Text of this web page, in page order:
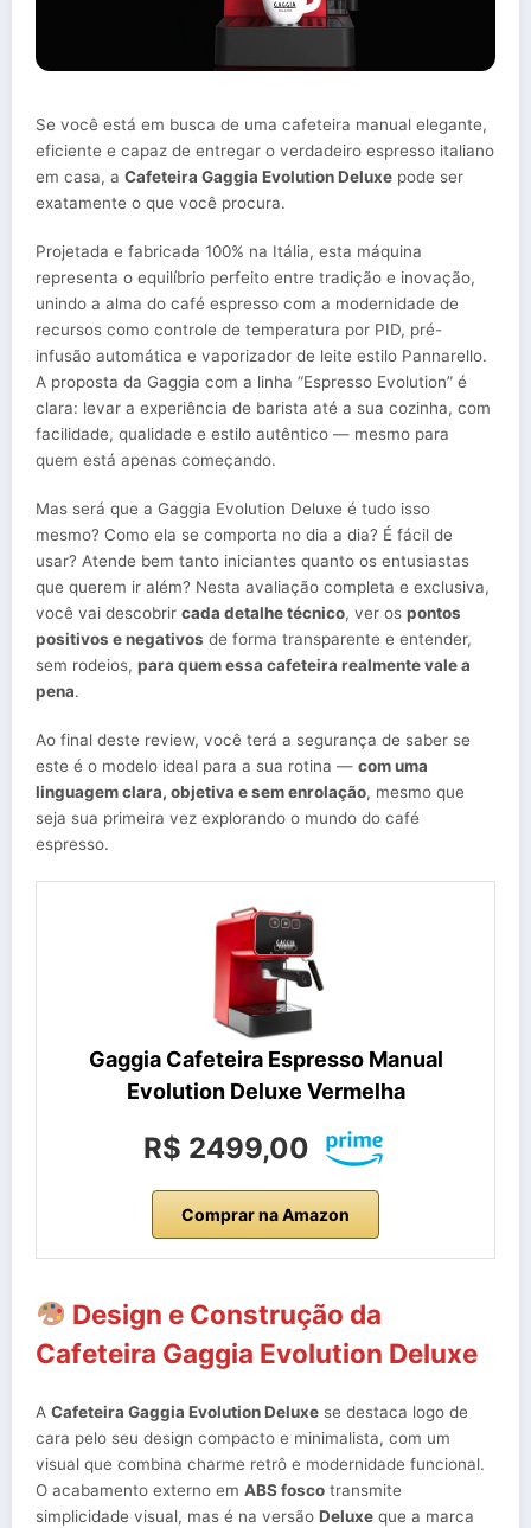
Se você está em busca de uma cafeteira manual elegante,
eficiente e capaz de entregar o verdadeiro espresso italiano
em casa, a Cafeteira Gaggia Evolution Deluxe pode ser
exatamente o que você procura.
Projetada e fabricada 100% na Itália, esta máquina
representa o equilíbrio perfeito entre tradição e inovação,
unindo a alma do café espresso com a modernidade de
recursos como controle de temperatura por PID, pré-
infusão automática e vaporizador de leite estilo Pannarello.
A proposta da Gaggia com a linha “Espresso Evolution” é
clara: levar a experiência de barista até a sua cozinha, com
facilidade, qualidade e estilo autêntico — mesmo para
quem está apenas começando.
Mas será que a Gaggia Evolution Deluxe é tudo isso
mesmo? Como ela se comporta no dia a dia? É fácil de
usar? Atende bem tanto iniciantes quanto os entusiastas
que querem ir além? Nesta avaliação completa e exclusiva,
você vai descobrir cada detalhe técnico, ver os pontos
positivos e negativos de forma transparente e entender,
sem rodeios, para quem essa cafeteira realmente vale a
pena.
Ao final deste review, você terá a segurança de saber se
este é o modelo ideal para a sua rotina — com uma
linguagem clara, objetiva e sem enrolação, mesmo que
seja sua primeira vez explorando o mundo do café
espresso.
Gaggia Cafeteira Espresso Manual
Evolution Deluxe Vermelha
R$ 2499,00
Comprar na Amazon
Design e Construção da
Cafeteira Gaggia Evolution Deluxe
A Cafeteira Gaggia Evolution Deluxe se destaca logo de
cara pelo seu design compacto e minimalista, com um
visual que combina charme retrô e modernidade funcional.
O acabamento externo em ABS fosco transmite
simplicidade visual, mas é na versão Deluxe que a marca